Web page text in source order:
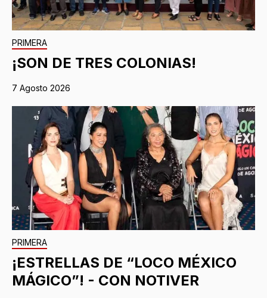
PRIMERA
¡SON DE TRES COLONIAS!
7 Agosto 2026
PRIMERA
¡ESTRELLAS DE “LOCO MÉXICO
MÁGICO”! - CON NOTIVER